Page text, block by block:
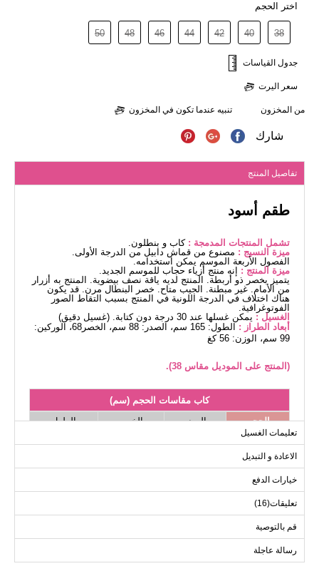
اختر الحجم
38
40
42
44
46
48
50
جدول القياسات
سعر اليرت
من المخزون تنبيه عندما تكون في المخزون
شارك
تفاصيل المنتج
طقم أسود
تشمل المنتجات المدمجة :كاب و بنطلون.
ميزة النسيج : مصنوع من قماش دابيل من الدرجة الأولى.
الفصول الأربعة الموسم يمكن استخدامه.
ميزة المنتج : إنه منتج أزياء حجاب للموسم الجديد.
يتميز بخصر ذو أربطة. المنتج لديه ياقة نصف بيضوية. المنتج به أزرار
من الأمام. غير مبطنة. الجيب متاح. خصر البنطال مرن. قد يكون
هناك اختلاف في الدرجة اللونية في المنتج بسبب التقاط الصور
الفوتوغرافية.
الغسيل : يمكن غسلها عند 30 درجة دون كتابة. (غسيل دقيق)
أبعاد الطراز :
الطول: 165 سم، الصدر: 88 سم، الخصر68، الوركين:
99 سم، الوزن: 56 كغ
(المنتج على الموديل مقاس 38).
كاب مقاسات الحجم (سم)
الحجم
الصدر الخصر
الطول
40
42
44
112
104
116
46
116
108
116
48
50
تعليمات الغسيل
الاعادة و التبديل
خيارات الدفع
تعليقات(16)
قم بالتوصية
رسالة عاجلة